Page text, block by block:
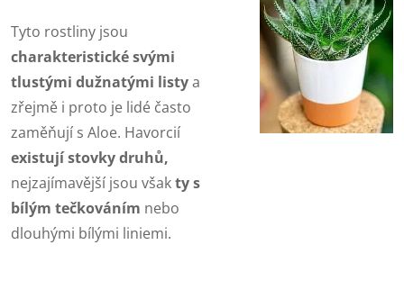
Tyto rostliny jsou
charakteristické svými
tlustými dužnatými listya
zřejmě i proto je lidé často
zaměňují s Aloe. Havorcií
existují stovky druhů,
nejzajímavější jsou všakty s
bílým tečkováním nebo
dlouhými bílými liniemi.